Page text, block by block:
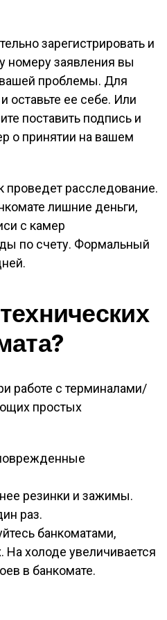
зарегистрировать и
номеру заявления вы
проблемы. Для
оставьте ее себе. Или
поставить подпись и
о принятии на вашем
проведет расследование.
лишние деньги,
с камер
по счету. Формальный
работе с терминалами/
простых
резинки и зажимы.
раз.
банкоматами,
холоде увеличивается
в банкомате.